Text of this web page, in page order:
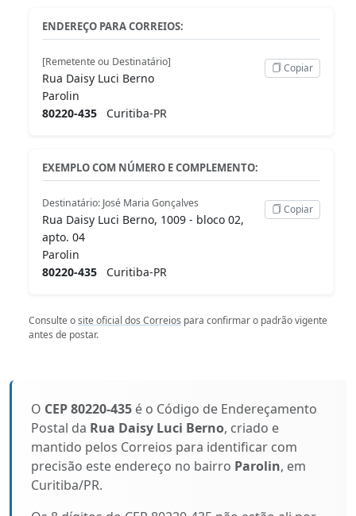
ENDEREÇO PARA CORREIOS:
[Remetente ou Destinatário]
Rua Daisy Luci Berno
Parolin
80220-435 Curitiba-PR
Copiar
EXEMPLO COM NÚMERO E COMPLEMENTO:
Destinatário: José Maria Gonçalves
Rua Daisy Luci Berno, 1009 - bloco 02,
apto. 04
Parolin
80220-435 Curitiba-PR
Copiar
Consulte osite oficial dos Correios para confirmar o padrão vigente
antes de postar.
O CEP 80220-435 é o Código de Endereçamento
Postal da Rua Daisy Luci Berno, criado e
mantido pelos Correios para identificar com
precisão este endereço no bairro Parolin, em
Curitiba/PR.